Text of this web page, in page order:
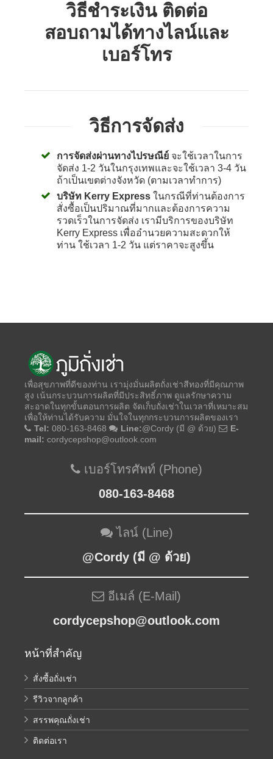
วิธีชำระเงิน ติดต่อ
สอบถามได้ทางไลน์และ
เบอร์โทร
วิธีการจัดส่ง
การจัดส่งผ่านทางไปรษณีย์ จะใช้เวลาในการ
จัดส่ง 1-2 วันในกรุงเทพและจะใช้เวลา 3-4 วัน
ถ้าเป็นเขตต่างจังหวัด (ตามเวลาทำการ)
บริษัท Kerry Express ในกรณีที่ท่านต้องการ
สั่งซื้อเป็นปริมาณที่มากและต้องการความ
รวดเร็วในการจัดส่ง เรามีบริการของบริษัท
Kerry Express เพื่ออำนวยความสะดวกให้
ท่าน ใช้เวลา 1-2 วัน แต่ราคาจะสูงขึ้น
เพื่อสุขภาพที่ดีของท่าน เรามุ่งมั่นผลิตถั่งเช่าสีทองที่มีคุณภาพ
สูง เน้นกระบวนการผลิตที่มีประสิทธิ์ภาพ ดูแลรักษาความ
สะอาดในทุกขั้นตอนการผลิต จัดเก็บถั่งเช่าในเวลาที่เหมาะสม
เพื่อให้ท่านได้รับความ มั่นใจในทุกกระบวนการผลิตของเรา
Tel: 080-163-8468 Line:@Cordy (มี @ ด้วย)
E-
mail: cordycepshop@outlook.com
เบอร์โทรศัพท์ (Phone)
080-163-8468
ไลน์ (Line)
@Cordy (มี @ ด้วย)
อีเมล์ (E-Mail)
cordycepshop@outlook.com
หน้าที่สำคัญ
สั่งซื้อถั่งเช่า
รีวิวจากลูกค้า
สรรพคุณถั่งเช่า
ติดต่อเรา